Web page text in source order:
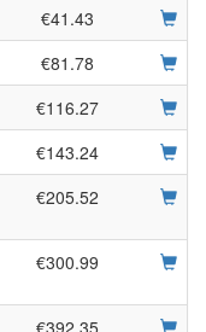
€41.43
€81.78
€116.27
€143.24
€205.52
€300.99
€392.35